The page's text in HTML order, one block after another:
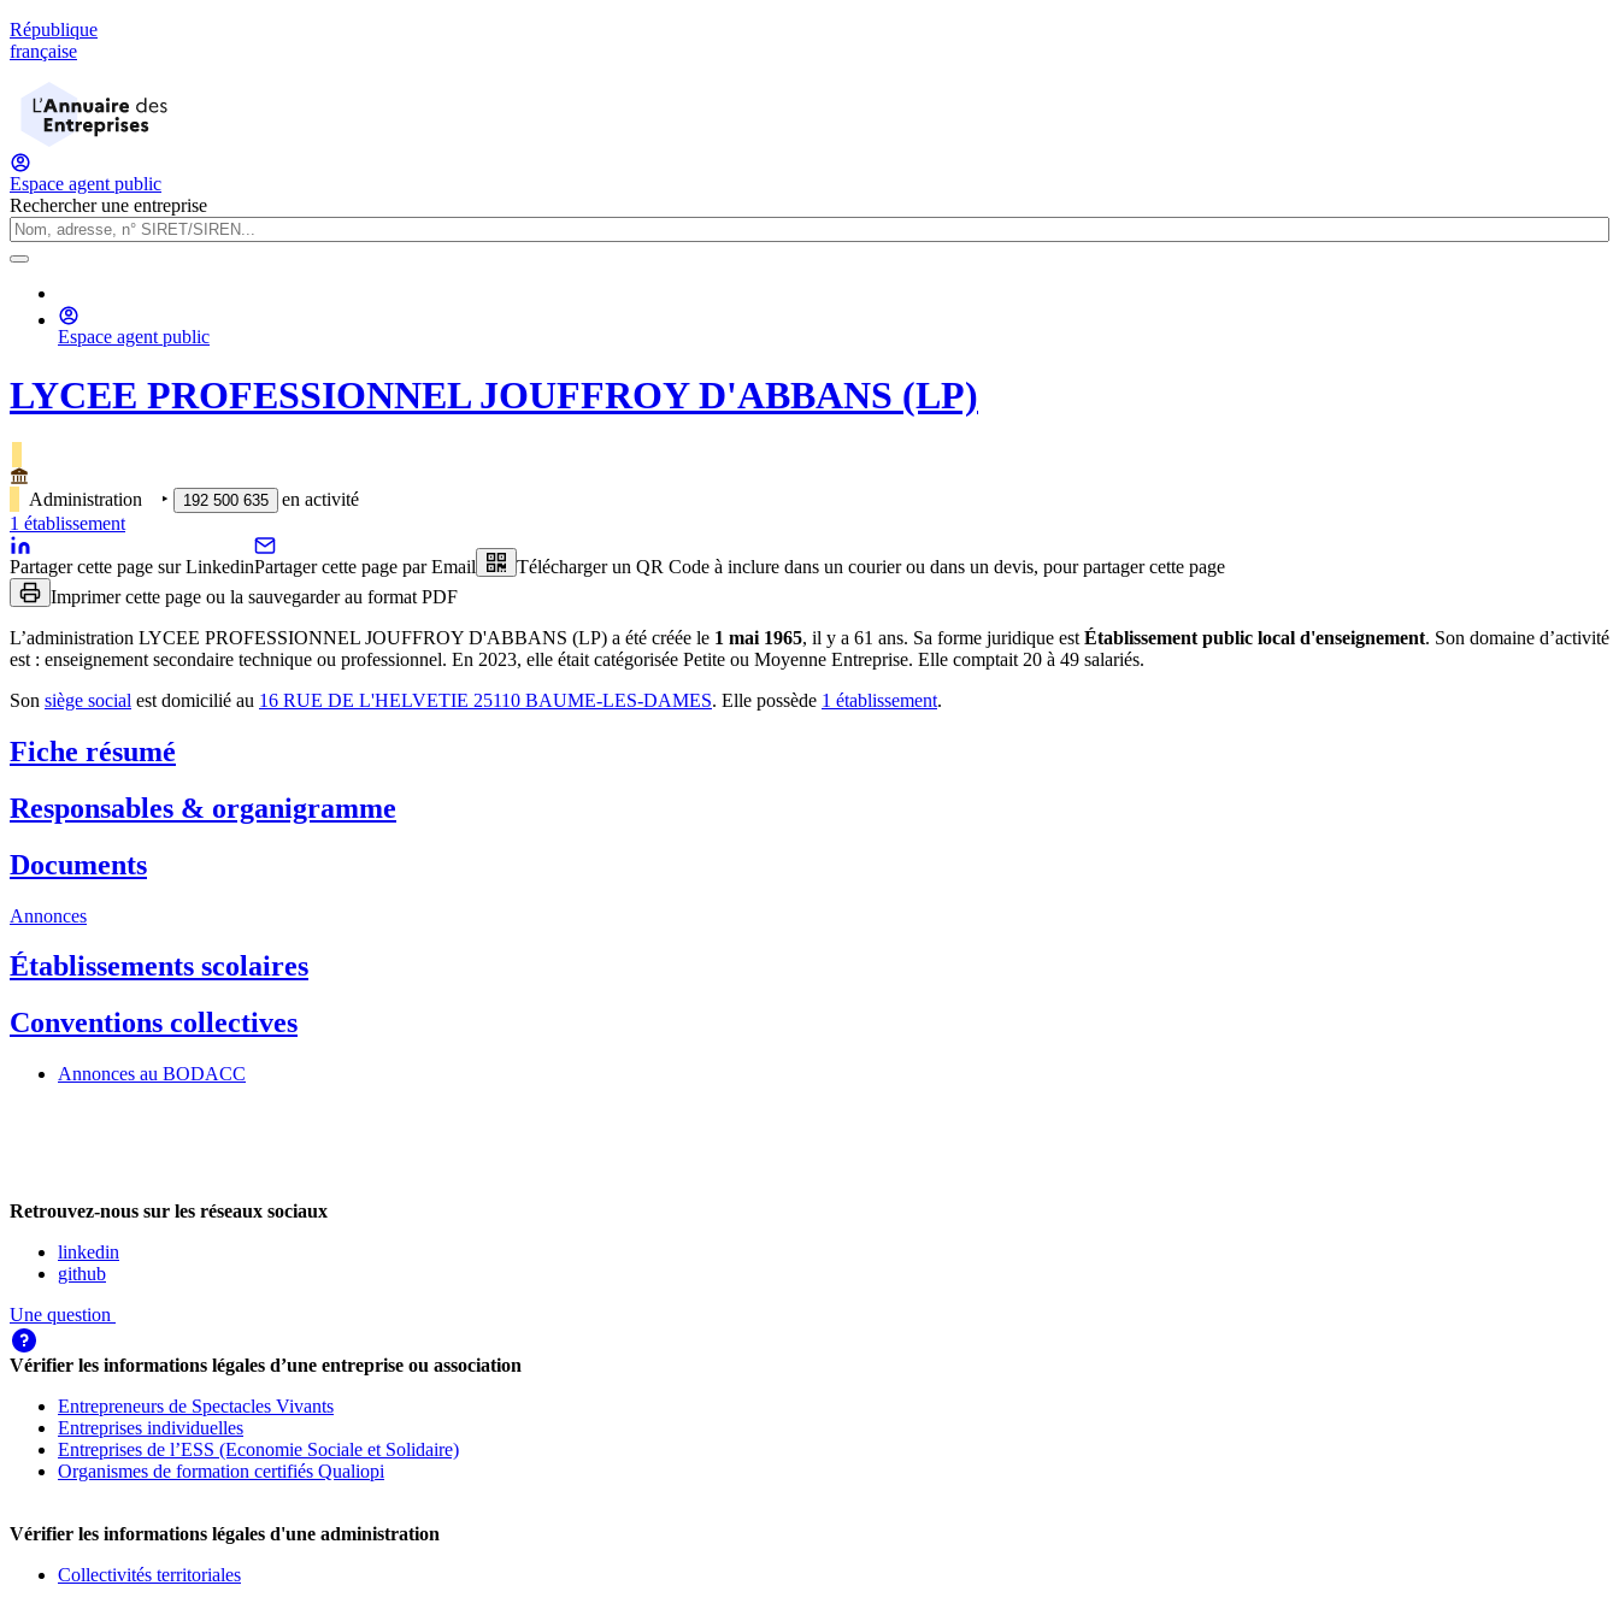
République
française
Espace agent public
Rechercher une entreprise
Espace agent public
LYCEE PROFESSIONNEL JOUFFROY D'ABBANS (LP)
Administration ‣ 192 500 635
en activité
1 établissement
Partager cette page sur LinkedinPartager cette page par Email
Télécharger un QR Code à inclure dans un courier ou dans un devis, pour partager cette page
Imprimer cette page ou la sauvegarder au format PDF
L’administration LYCEE PROFESSIONNEL JOUFFROY D'ABBANS (LP) a été créée le 1 mai 1965, il y a 61 ans. Sa forme juridique est Établissement public local d'enseignement. Son domaine d’activité
est : enseignement secondaire technique ou professionnel. En 2023, elle était catégorisée Petite ou Moyenne Entreprise. Elle comptait 20 à 49 salariés.
Son siège social est domicilié au 16 RUE DE L'HELVETIE 25110 BAUME-LES-DAMES. Elle possède 1 établissement.
Fiche résumé
Responsables & organigramme
Documents
Annonces
Établissements scolaires
Conventions collectives
Annonces au BODACC
Retrouvez-nous sur les réseaux sociaux
linkedin
github
Une question
Vérifier les informations légales d’une entreprise ou association
Entrepreneurs de Spectacles Vivants
Entreprises individuelles
Entreprises de l’ESS (Economie Sociale et Solidaire)
Organismes de formation certifiés Qualiopi
Vérifier les informations légales d'une administration
Collectivités territoriales